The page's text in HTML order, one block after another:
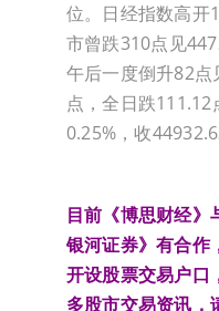
位。日经指数高开
市曾跌310点见
午后一度倒升82点
点，全日跌111.12
0.25%，收
目前《博思财经》
银河证券》有合作
开设股票交易户口
多股市交易资讯，